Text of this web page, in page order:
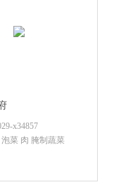
x34857
菜 肉 腌制蔬菜